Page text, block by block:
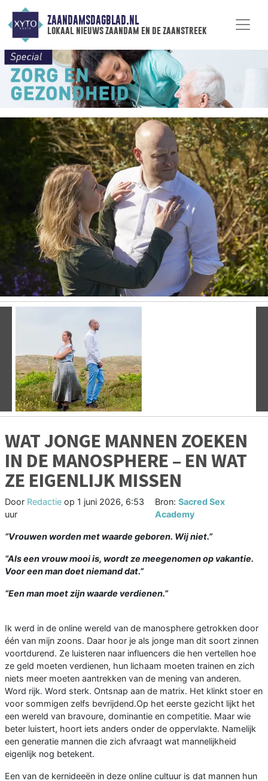
ZAANDAMSDAGBLAD.NL
lokaal nieuws zaandam en de zaanstreek
Vorige
WAT JONGE MANNEN ZOEKEN
IN DE MANOSPHERE – EN WAT
ZE EIGENLIJK MISSEN
Door Redactie op 1 juni 2026, 6:53
uur
Bron:Sacred Sex
Academy
“Vrouwen worden met waarde geboren. Wij niet.”
“Als een vrouw mooi is, wordt ze meegenomen op vakantie.
Voor een man doet niemand dat.”
“Een man moet zijn waarde verdienen.”
Ik werd in de online wereld van de manosphere getrokken door
één van mijn zoons. Daar hoor je als jonge man dit soort zinnen
voortdurend. Ze luisteren naar influencers die hen vertellen hoe
ze geld moeten verdienen, hun lichaam moeten trainen en zich
niets meer moeten aantrekken van de mening van anderen.
Word rijk. Word sterk. Ontsnap aan de matrix. Het klinkt stoer en
voor sommigen zelfs bevrijdend.Op het eerste gezicht lijkt het
een wereld van bravoure, dominantie en competitie. Maar wie
beter luistert, hoort iets anders onder de oppervlakte. Namelijk
een generatie mannen die zich afvraagt wat mannelijkheid
eigenlijk nog betekent.
Een van de kernideeën in deze online cultuur is dat mannen hun